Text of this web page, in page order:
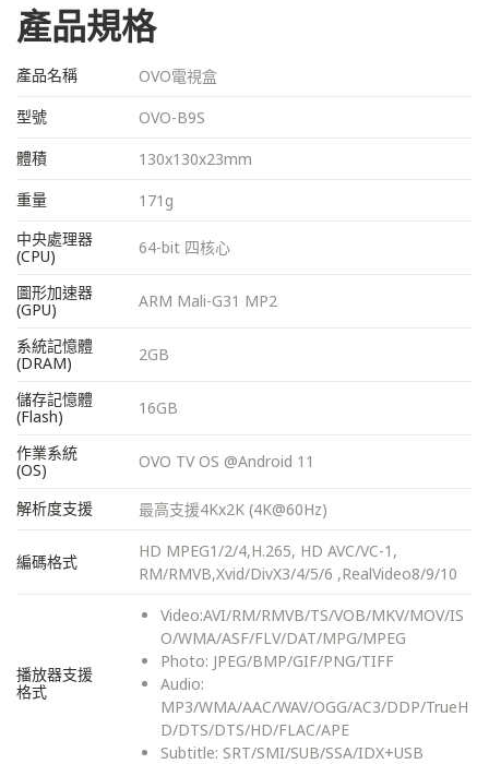
產品規格
產品名稱
OVO電視盒
型號
OVO-B9S
體積
130x130x23mm
重量
171g
中央處理器
(CPU)
64-bit 四核心
圖形加速器
(GPU)
ARM Mali-G31 MP2
系統記憶體
(DRAM)
2GB
儲存記憶體
(Flash)
16GB
作業系統
(OS)
OVO TV OS @Android 11
解析度支援 最高支援4Kx2K (4K@60Hz)
編碼格式
HD MPEG1/2/4,H.265, HD AVC/VC-1,
RM/RMVB,Xvid/DivX3/4/5/6 ,RealVideo8/9/10
播放器支援
格式
Video:AVI/RM/RMVB/TS/VOB/MKV/MOV/IS
O/WMA/ASF/FLV/DAT/MPG/MPEG
Photo: JPEG/BMP/GIF/PNG/TIFF
Audio:
MP3/WMA/AAC/WAV/OGG/AC3/DDP/TrueH
D/DTS/DTS/HD/FLAC/APE
Subtitle: SRT/SMI/SUB/SSA/IDX+USB